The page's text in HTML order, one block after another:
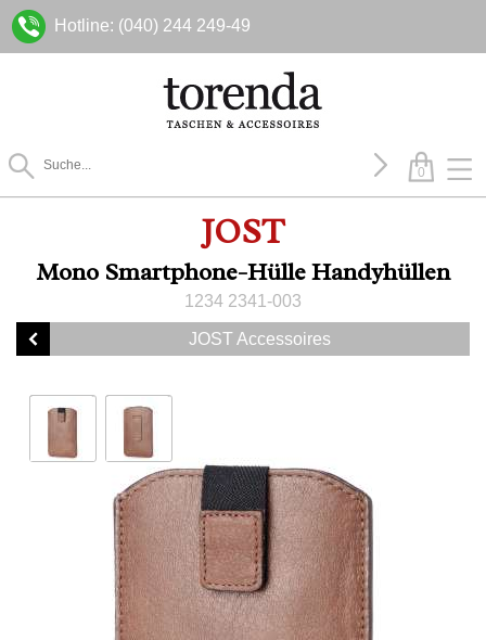
Hotline: (040) 244 249-49
0
JOST
Mono Smartphone-Hülle Handyhüllen
1234 2341-003
JOST Accessoires